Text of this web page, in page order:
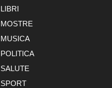
LIBRI
MOSTRE
MUSICA
POLITICA
SALUTE
SPORT